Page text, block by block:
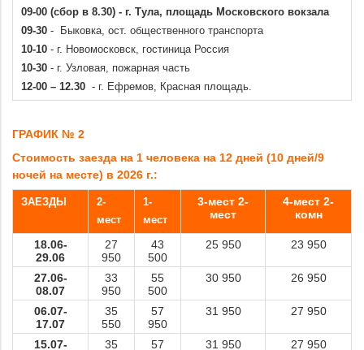
09-00 (сбор в 8.30) - г. Тула, площадь Московского вокзала
09-30 - Быковка, ост. общественного транспорта
10-10 - г. Новомосковск, гостиница Россия
10-30 - г. Узловая, пожарная часть
12-00 – 12.30 - г. Ефремов, Красная площадь.
ГРАФИК № 2
Стоимость заезда на 1 человека на 12 дней (10 дней/9
ночей на месте) в 2026 г.:
ЗАЕЗДЫ
2-
мест
1-
мест
3-мест 2-
мест
4-мест 2-
комн
18.06-
29.06
27
950
43
500
25 950 23 950
27.06-
08.07
33
950
55
500
30 950 26 950
06.07-
17.07
35
550
57
950
31 950 27 950
15.07- 35 57 31 950 27 950